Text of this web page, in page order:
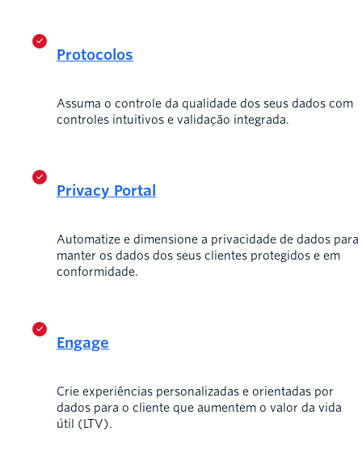
Protocolos
Assuma o controle da qualidade dos seus dados com
controles intuitivos e validação integrada.
Privacy Portal
Automatize e dimensione a privacidade de dados para
manter os dados dos seus clientes protegidos e em
conformidade.
Engage
Crie experiências personalizadas e orientadas por
dados para o cliente que aumentem o valor da vida
útil (LTV).